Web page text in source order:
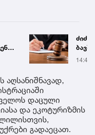
13:03
აღსანიშნავად,
დაცული
და ეკოტურიზმის
გადაეცათ.